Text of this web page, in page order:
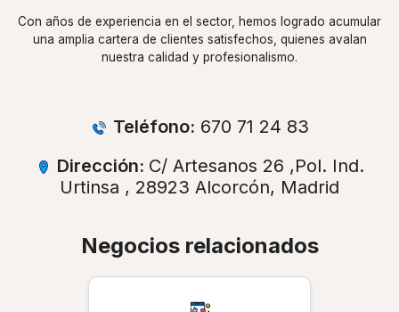
Con años de experiencia en el sector, hemos logrado acumular
una amplia cartera de clientes satisfechos, quienes avalan
nuestra calidad y profesionalismo.
Teléfono: 670 71 24 83
Dirección: C/ Artesanos 26 ,Pol. Ind.
Urtinsa , 28923 Alcorcón, Madrid
Negocios relacionados